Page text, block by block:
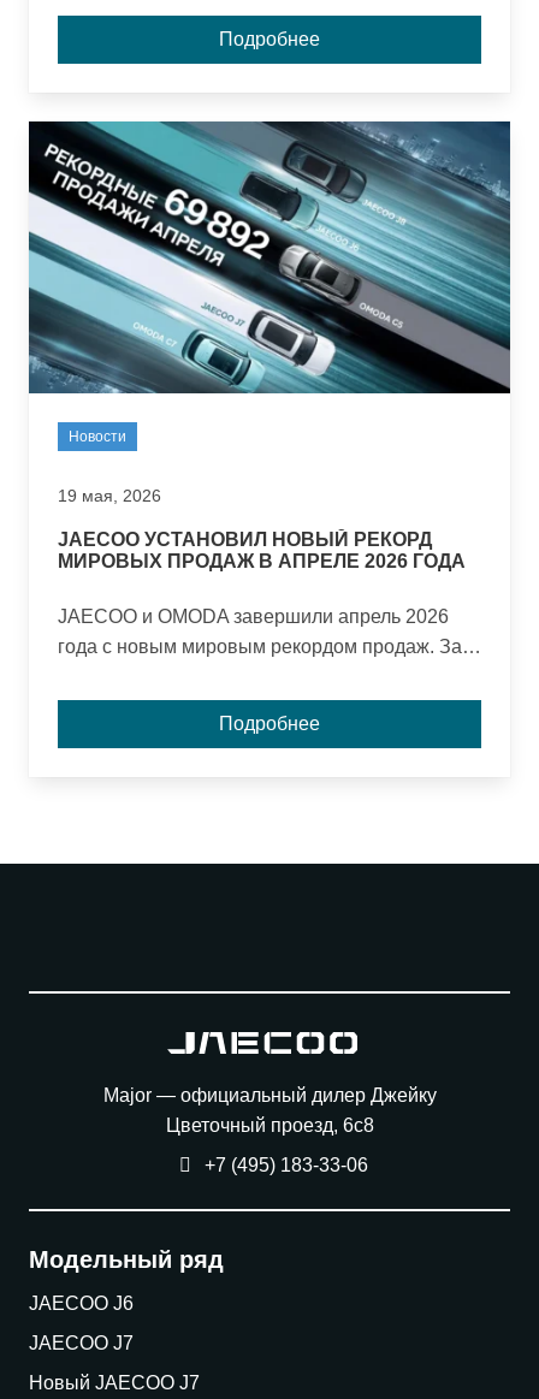
представленная в 2023 году, быстро стала
заметным игроком в сегменте благодаря
Подробнее
Новости
19 мая, 2026
JAECOO УСТАНОВИЛ НОВЫЙ РЕКОРД
МИРОВЫХ ПРОДАЖ В АПРЕЛЕ 2026 ГОДА
JAECOO и OMODA завершили апрель 2026
года с новым мировым рекордом продаж. За
автомобиля, а общий объем продаж с момента
основания превысил 1 000 000 единиц.
Подробнее
Major — официальный дилер Джейку
Цветочный проезд, 6с8
+7 (495) 183-33-06
Модельный ряд
JAECOO J6
JAECOO J7
Новый JAECOO J7